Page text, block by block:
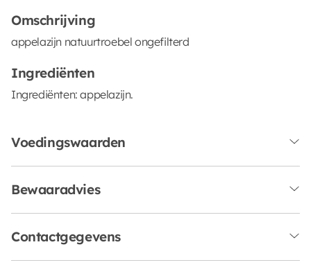
Omschrijving
appelazijn natuurtroebel ongefilterd
Ingrediënten
Ingrediënten: appelazijn.
Voedingswaarden
Bewaaradvies
Contactgegevens